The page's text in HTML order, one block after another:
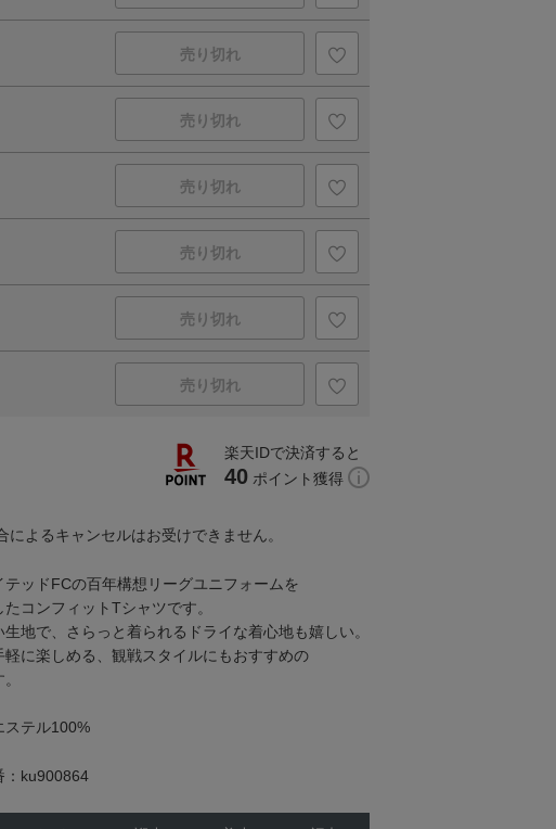
売り切れ
売り切れ
売り切れ
売り切れ
売り切れ
売り切れ
楽天IDで決済すると
40 ポイント獲得
よるキャンセルはお受けできません。
テッドFCの百年構想リーグユニフォームを
コンフィットTシャツです。
地で、さらっと着られるドライな着心地も嬉しい。
軽に楽しめる、観戦スタイルにもおすすめの
ステル100%
：ku900864